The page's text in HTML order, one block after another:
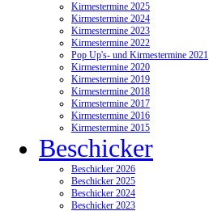
Kirmestermine 2025
Kirmestermine 2024
Kirmestermine 2023
Kirmestermine 2022
Pop Up's- und Kirmestermine 2021
Kirmestermine 2020
Kirmestermine 2019
Kirmestermine 2018
Kirmestermine 2017
Kirmestermine 2016
Kirmestermine 2015
Beschicker
Beschicker 2026
Beschicker 2025
Beschicker 2024
Beschicker 2023